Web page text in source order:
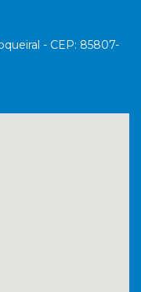
- CEP: 85807-